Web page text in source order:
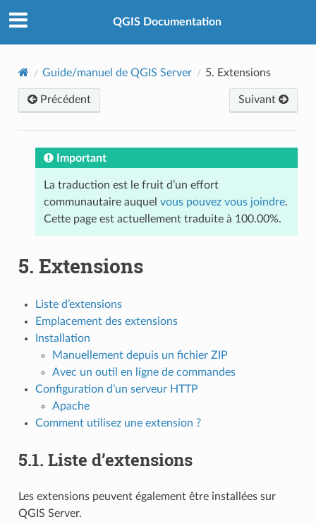
QGIS Documentation
Guide/manuel de QGIS Server 5. Extensions
Précédent Suivant
Important
La traduction est le fruit d’un effort
communautaire auquel vous pouvez vous joindre.
Cette page est actuellement traduite à 100.00%.
5. Extensions
Liste d’extensions
Emplacement des extensions
Installation
Manuellement depuis un fichier ZIP
Avec un outil en ligne de commandes
Configuration d’un serveur HTTP
Apache
Comment utilisez une extension ?
5.1. Liste d’extensions
Les extensions peuvent également être installées sur
QGIS Server.